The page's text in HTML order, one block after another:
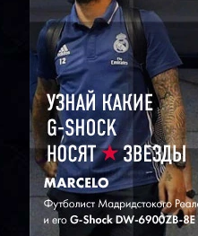
CITIZEN
SEIKO
ORIENT